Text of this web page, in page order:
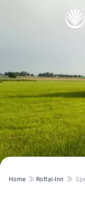
Pfadnavigation
Home Rottal-Inn